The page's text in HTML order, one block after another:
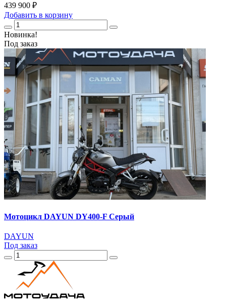
439 900 ₽
Добавить в корзину
Новинка!
Под заказ
Мотоцикл DAYUN DY400-F Серый
DAYUN
Под заказ